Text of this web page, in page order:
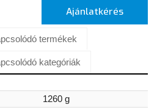
Ajánlatkérés
termékek
kategóriák
1260 g